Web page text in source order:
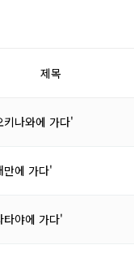
제목
나와에 가다'
만에 가다'
야에 가다'